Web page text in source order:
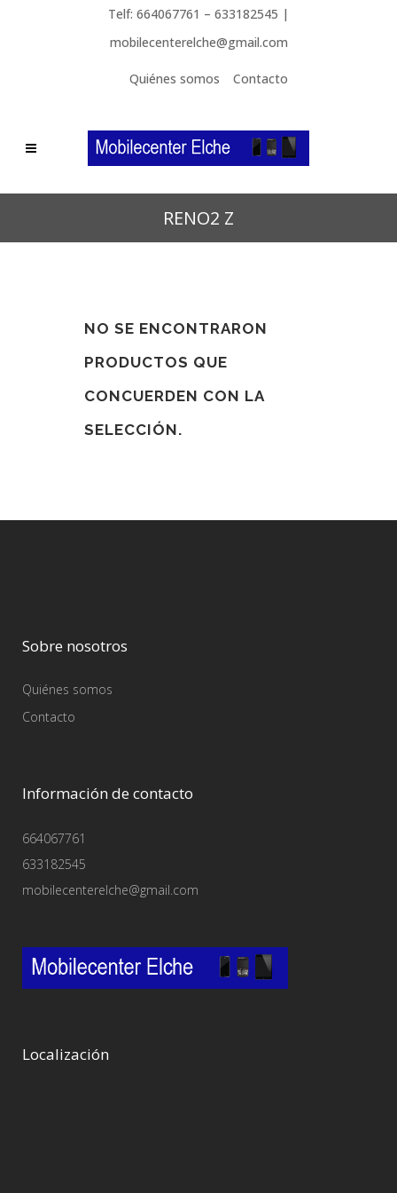
Telf: 664067761 – 633182545 |
mobilecenterelche@gmail.com
Quiénes somos Contacto
RENO2 Z
NO SE ENCONTRARON
PRODUCTOS QUE
CONCUERDEN CON LA
SELECCIÓN.
Sobre nosotros
Quiénes somos
Contacto
Información de contacto
664067761
633182545
mobilecenterelche@gmail.com
Localización